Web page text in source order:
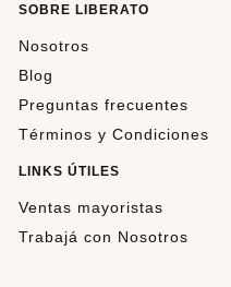
SOBRE LIBERATO
Nosotros
Blog
Preguntas frecuentes
Términos y Condiciones
LINKS ÚTILES
Ventas mayoristas
Trabajá con Nosotros